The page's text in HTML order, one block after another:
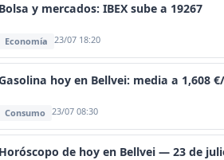
Bolsa y mercados: IBEX sube a 19267
Economía 23/07 18:20
hoy en Bellvei: media a 1,608
Consumo 23/07 08:30
Horóscopo de hoy en Bellvei — 23 de